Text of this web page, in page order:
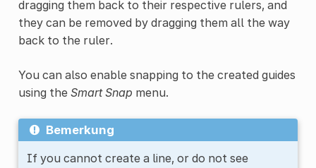
dragging them back to their respective rulers, and
they can be removed by dragging them all the way
back to the ruler.
You can also enable snapping to the created guides
using the Smart Snap menu.
Bemerkung
If you cannot create a line, or do not see